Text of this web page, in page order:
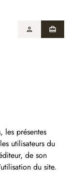
person card_travel
les présentes
utilisateurs du
de son
du site.